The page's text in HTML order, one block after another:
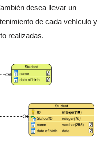
desea llevar un
de cada vehículo y
realizadas.